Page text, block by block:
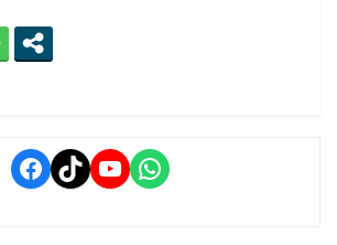
Facebook
TikTokYouTube
WhatsApp